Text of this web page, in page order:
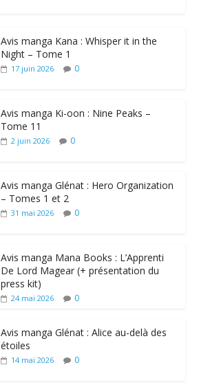
Avis manga Kana : Whisper it in the
Night – Tome 1
17 juin 2026 0
Avis manga Ki-oon : Nine Peaks –
Tome 11
2 juin 2026 0
Avis manga Glénat : Hero Organization
– Tomes 1 et 2
31 mai 2026 0
Avis manga Mana Books : L’Apprenti
De Lord Magear (+ présentation du
press kit)
24 mai 2026 0
Avis manga Glénat : Alice au-delà des
étoiles
14 mai 2026 0